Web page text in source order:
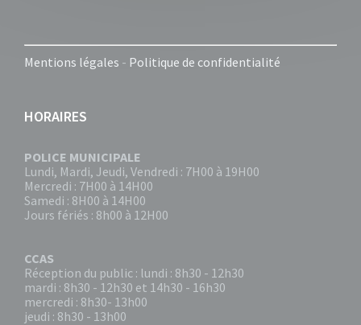
Mentions légales - Politique de confidentialité
HORAIRES
POLICE MUNICIPALE
Lundi, Mardi, Jeudi, Vendredi : 7H00 à 19H00
Mercredi : 7H00 à 14H00
Samedi : 8H00 à 14H00
Jours fériés : 8h00 à 12H00
CCAS
Réception du public : lundi : 8h30 - 12h30
mardi : 8h30 - 12h30 et 14h30 - 16h30
mercredi : 8h30- 13h00
jeudi : 8h30 - 13h00